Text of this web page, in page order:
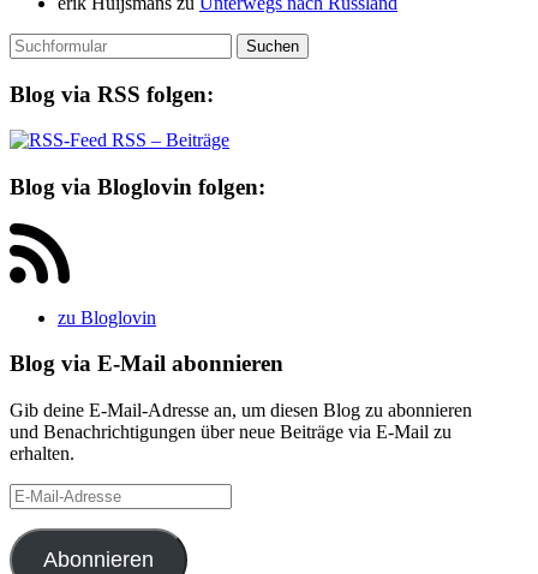
Suchen
nach:
Blog via RSS folgen:
RSS – Beiträge
Blog via Bloglovin folgen:
zu Bloglovin
Blog via E-Mail abonnieren
Gib deine E-Mail-Adresse an, um diesen Blog zu abonnieren
und Benachrichtigungen über neue Beiträge via E-Mail zu
erhalten.
E-
Mail-
Adresse
Abonnieren